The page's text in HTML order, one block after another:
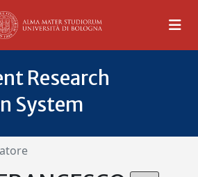
Research
System